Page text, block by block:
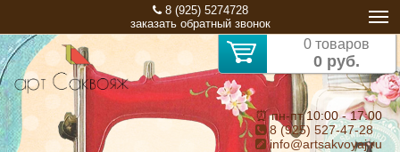
8 (925) 5274728
заказать обратный звонок
0 товаров
0 руб.
⏰ пн-пт 10:00 - 17:00
8 (925) 527-47-28
info@artsakvoyaj.ru